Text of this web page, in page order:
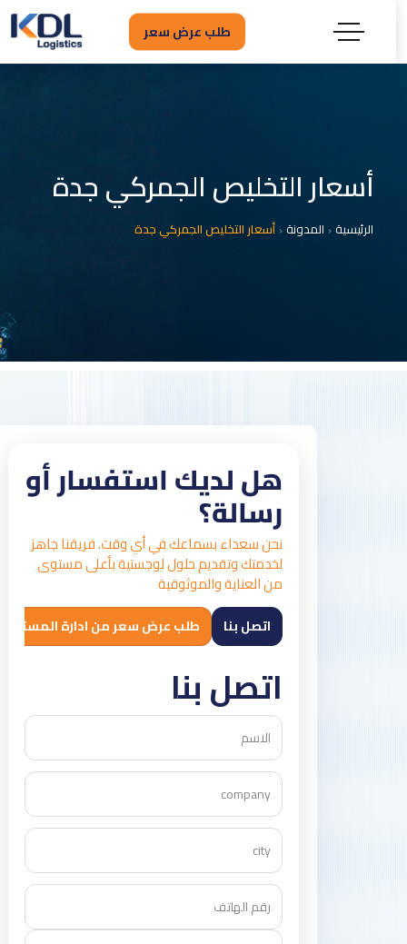
طلب عرض سعر
أسعار التخليص الجمركي جدة
الرئيسية المدونة أسعار التخليص الجمركي جدة
هل لديك استفسار أو
رسالة؟
نحن سعداء بسماعك في أي وقت. فريقنا جاهز
لخدمتك وتقديم حلول لوجستية بأعلى مستوى
من العناية والموثوقية
اتصل بنا طلب عرض سعر من ادارة
اتصل بنا